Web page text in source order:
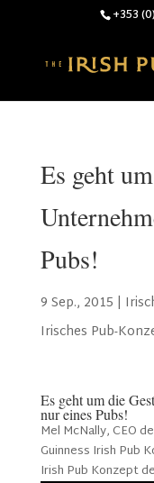
+353
Es geht
Pubs!
9 Sep., 2015 |
Irisches Pub-
Es geht um die
nur eines Pubs!
Mel McNally, CEO
Guinness Irish Pub
Irish Pub Konzept